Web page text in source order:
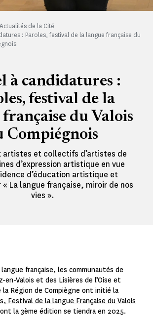
Actualités de la Cité
: Paroles, festival de la langue française du
à candidatures :
festival de la
du Valois
Compiégnois
artistes et collectifs d’artistes de
d’expression artistique en vue
d’éducation artistique et
La langue française, miroir de nos
vies ».
française, les communautés de
en-Valois et des Lisières de l’Oise et
la Région de Compiègne ont initié la
Festival de la langue Française du Valois
la 3ème édition se tiendra en 2025.